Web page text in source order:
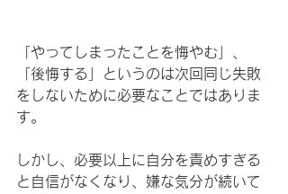
「やってしまったことを悔やむ」、
「後悔する」というのは次回同じ失敗
をしないために必要なことではありま
す。
しかし、必要以上に自分を責めすぎる
と自信がなくなり、嫌な気分が続いて